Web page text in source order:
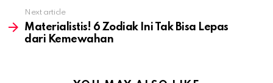
Next article
Materialistis! 6 Zodiak Ini Tak Bisa Lepas
dari Kemewahan